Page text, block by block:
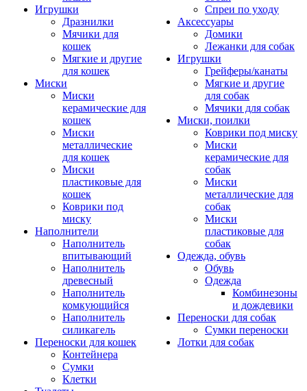
Игрушки
Дразнилки
Мячики для
кошек
Мягкие и другие
для кошек
Миски
Миски
керамические для
кошек
Миски
металлические
для кошек
Миски
пластиковые для
кошек
Коврики под
миску
Наполнители
Наполнитель
впитывающий
Наполнитель
древесный
Наполнитель
комкующийся
Наполнитель
силикагель
Переноски для кошек
Контейнера
Сумки
Клетки
Спреи по уходу
Аксессуары
Домики
Лежанки для собак
Игрушки
Грейферы/канаты
Мягкие и другие
для собак
Мячики для собак
Миски, поилки
Коврики под миску
Миски
керамические для
собак
Миски
металлические для
собак
Миски
пластиковые для
собак
Одежда, обувь
Обувь
Одежда
Комбинезоны
и дождевики
Переноски для собак
Сумки переноски
Лотки для собак